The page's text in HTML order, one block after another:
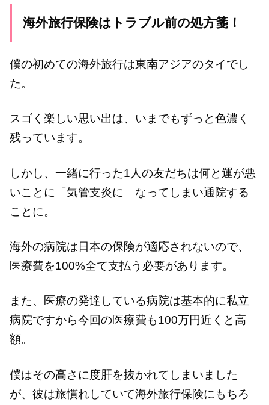
海外旅行保険はトラブル前の処方箋！
僕の初めての海外旅行は東南アジアのタイでし
た。
スゴく楽しい思い出は、いまでもずっと色濃く
残っています。
しかし、一緒に行った1人の友だちは何と運が悪
いことに「気管支炎に」なってしまい通院する
ことに。
海外の病院は日本の保険が適応されないので、
医療費を100%全て支払う必要があります。
また、医療の発達している病院は基本的に私立
病院ですから今回の医療費も100万円近くと高
額。
僕はその高さに度肝を抜かれてしまいました
が、彼は旅慣れしていて海外旅行保険にもちろ